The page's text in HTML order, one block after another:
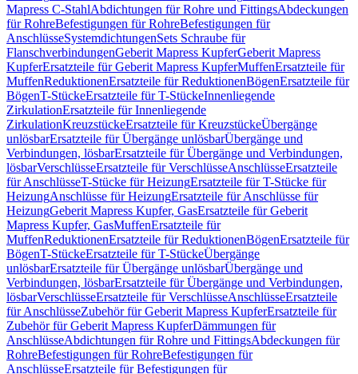
Mapress C-StahlAbdichtungen für Rohre und FittingsAbdeckungen
für RohreBefestigungen für RohreBefestigungen für
AnschlüsseSystemdichtungenSets Schraube für
FlanschverbindungenGeberit Mapress KupferGeberit Mapress
KupferErsatzteile für Geberit Mapress KupferMuffenErsatzteile für
MuffenReduktionenErsatzteile für ReduktionenBögenErsatzteile für
BögenT-StückeErsatzteile für T-StückeInnenliegende
ZirkulationErsatzteile für Innenliegende
ZirkulationKreuzstückeErsatzteile für KreuzstückeÜbergänge
unlösbarErsatzteile für Übergänge unlösbarÜbergänge und
Verbindungen, lösbarErsatzteile für Übergänge und Verbindungen,
lösbarVerschlüsseErsatzteile für VerschlüsseAnschlüsseErsatzteile
für AnschlüsseT-Stücke für HeizungErsatzteile für T-Stücke für
HeizungAnschlüsse für HeizungErsatzteile für Anschlüsse für
HeizungGeberit Mapress Kupfer, GasErsatzteile für Geberit
Mapress Kupfer, GasMuffenErsatzteile für
MuffenReduktionenErsatzteile für ReduktionenBögenErsatzteile für
BögenT-StückeErsatzteile für T-StückeÜbergänge
unlösbarErsatzteile für Übergänge unlösbarÜbergänge und
Verbindungen, lösbarErsatzteile für Übergänge und Verbindungen,
lösbarVerschlüsseErsatzteile für VerschlüsseAnschlüsseErsatzteile
für AnschlüsseZubehör für Geberit Mapress KupferErsatzteile für
Zubehör für Geberit Mapress KupferDämmungen für
AnschlüsseAbdichtungen für Rohre und FittingsAbdeckungen für
RohreBefestigungen für RohreBefestigungen für
AnschlüsseErsatzteile für Befestigungen für